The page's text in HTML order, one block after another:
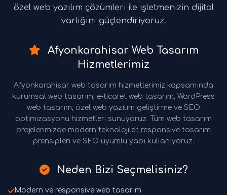
özel web yazılım çözümleri ile işletmenizin dijital
varlığını güçlendiriyoruz.
Afyonkarahisar Web Tasarım
Hizmetlerimiz
Afyonkarahisar web tasarım hizmetlerimiz kapsamında
kurumsal web tasarım, e-ticaret web tasarım, WordPress
web tasarım, özel web yazılım geliştirme ve SEO
optimizasyonu hizmetleri sunuyoruz. Tüm web tasarım
projelerimizde modern teknolojiler, responsive tasarım
prensipleri ve SEO uyumlu yapı kullanıyoruz.
Neden Bizi Seçmelisiniz?
Modern ve responsive web tasarım